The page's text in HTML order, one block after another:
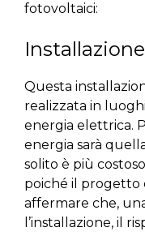
fotovoltaici:
Questa
realizzata in
energia elettrica.
energia sarà
solito è più
poiché il progetto
affermare che,
l’installazione, il